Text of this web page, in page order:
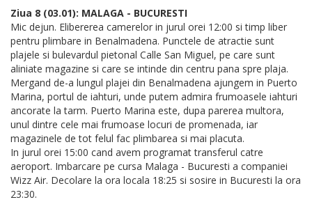
Ziua 8 (03.01): MALAGA - BUCURESTI
Mic dejun. Elibererea camerelor in jurul orei 12:00 si timp liber
pentru plimbare in Benalmadena. Punctele de atractie sunt
plajele si bulevardul pietonal Calle San Miguel, pe care sunt
aliniate magazine si care se intinde din centru pana spre plaja.
Mergand de-a lungul plajei din Benalmadena ajungem in Puerto
Marina, portul de iahturi, unde putem admira frumoasele iahturi
ancorate la tarm. Puerto Marina este, dupa parerea multora,
unul dintre cele mai frumoase locuri de promenada, iar
magazinele de tot felul fac plimbarea si mai placuta.
In jurul orei 15:00 cand avem programat transferul catre
aeroport. Imbarcare pe cursa Malaga - Bucuresti a companiei
Wizz Air. Decolare la ora locala 18:25 si sosire in Bucuresti la ora
23:30.